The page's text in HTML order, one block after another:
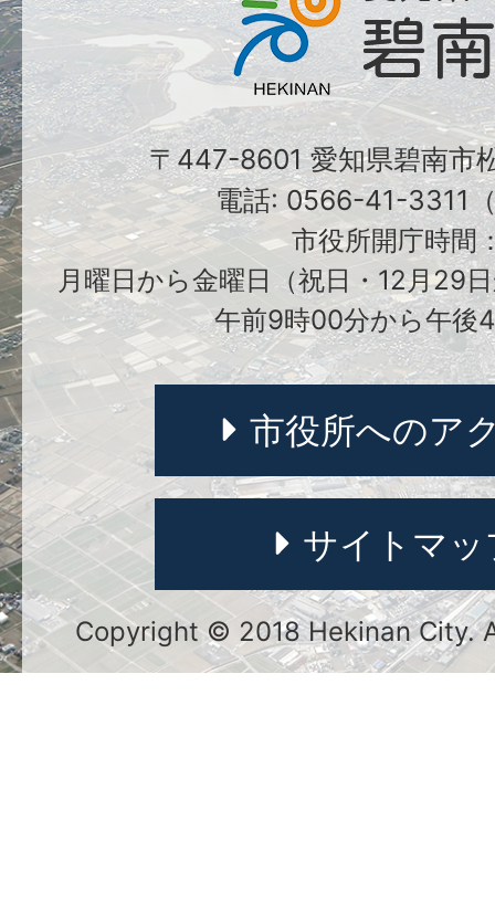
〒447-8601 愛知県碧南市
電話: 0566-41-3311
市役所開庁時間
月曜日から金曜日（祝日・12月29
午前9時00分から午後
市役所へのア
サイトマッ
Copyright © 2018 Hekinan City.